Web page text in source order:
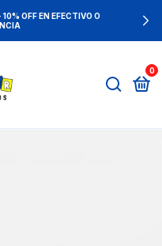
OFF EN EFECTIVO O
0